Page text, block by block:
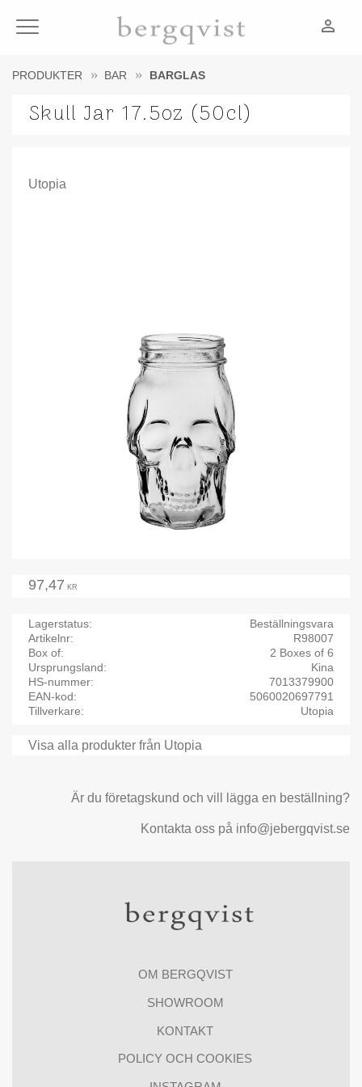
Meny person_outline
PRODUKTER BAR BARGLAS
Skull Jar 17.5oz (50cl)
Utopia
97,47 KR
Lagerstatus
Beställningsvara
Artikelnr
R98007
Box of
2 Boxes of 6
Ursprungsland
Kina
HS-nummer
7013379900
EAN-kod
5060020697791
Tillverkare
Utopia
Visa alla produkter från Utopia
Är du företagskund och vill lägga en beställning?
Kontakta oss på info@jebergqvist.se
OM BERGQVIST
SHOWROOM
KONTAKT
POLICY OCH COOKIES